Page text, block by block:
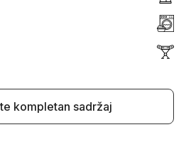
kompletan sadržaj